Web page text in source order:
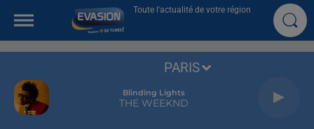
Toute l'actualité de votre région
Blinding Lights
THE WEEKND
PARIS